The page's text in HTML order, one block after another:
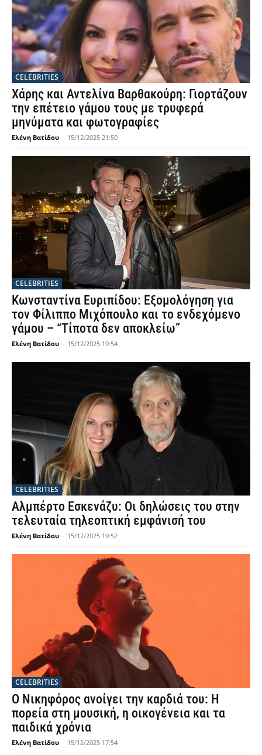
CELEBRITIES
Χάρης και Αντελίνα Βαρθακούρη: Γιορτάζουν
την επέτειο γάμου τους με τρυφερά
μηνύματα και φωτογραφίες
Ελένη Βατίδου - 15/12/2025 21:50
CELEBRITIES
Κωνσταντίνα Ευριπίδου: Εξομολόγηση για
τον Φίλιππο Μιχόπουλο και το ενδεχόμενο
γάμου – “Τίποτα δεν αποκλείω”
Ελένη Βατίδου - 15/12/2025 19:54
CELEBRITIES
Αλμπέρτο Εσκενάζυ: Οι δηλώσεις του στην
τελευταία τηλεοπτική εμφάνισή του
Ελένη Βατίδου - 15/12/2025 19:52
CELEBRITIES
Ο Νικηφόρος ανοίγει την καρδιά του: Η
πορεία στη μουσική, η οικογένεια και τα
παιδικά χρόνια
Ελένη Βατίδου - 15/12/2025 17:54